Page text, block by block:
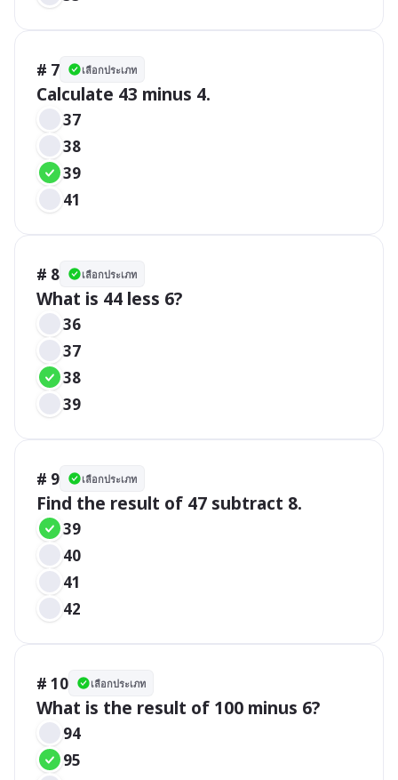
# 7 เลือกประเภท
Calculate 43 minus 4.
37
38
39
41
# 8 เลือกประเภท
What is 44 less 6?
36
37
38
39
# 9 เลือกประเภท
Find the result of 47 subtract 8.
39
40
41
42
# 10 เลือกประเภท
What is the result of 100 minus 6?
94
95